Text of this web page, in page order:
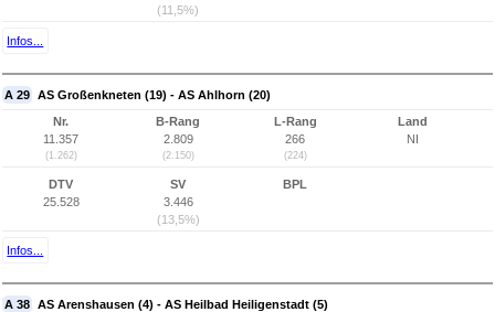
(11,5%)
Infos...
A 29 AS Großenkneten (19) - AS Ahlhorn (20)
Nr.
11.357
(1.262)
B-Rang
2.809
(2.150)
L-Rang
266
(224)
Land
NI
DTV
25.528
SV
3.446
(13,5%)
BPL
Infos...
A 38 AS Arenshausen (4) - AS Heilbad Heiligenstadt (5)